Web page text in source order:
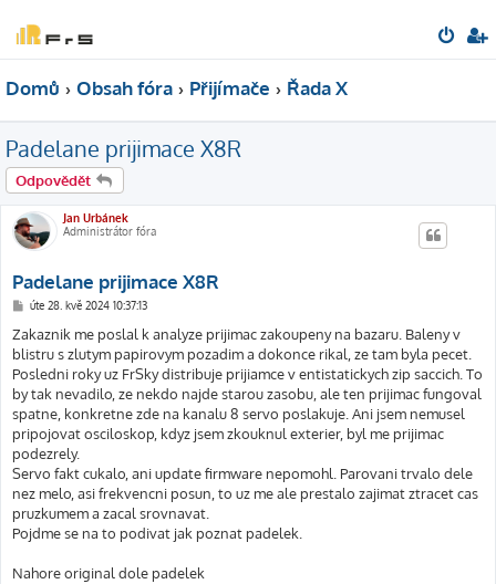
Domů Obsah fóra Přijímače Řada X
Padelane prijimace X8R
Odpovědět
Jan Urbánek
Administrátor fóra
Padelane prijimace X8R
P
í
s
p
ě
v
e
k
úte 28. kvě 2024 10:37:13
Zakaznik me poslal k analyze prijimac zakoupeny na bazaru. Baleny v
blistru s zlutym papirovym pozadim a dokonce rikal, ze tam byla pecet.
Posledni roky uz FrSky distribuje prijiamce v entistatickych zip saccich. To
by tak nevadilo, ze nekdo najde starou zasobu, ale ten prijimac fungoval
spatne, konkretne zde na kanalu 8 servo poslakuje. Ani jsem nemusel
pripojovat osciloskop, kdyz jsem zkouknul exterier, byl me prijimac
podezrely.
Servo fakt cukalo, ani update firmware nepomohl. Parovani trvalo dele
nez melo, asi frekvencni posun, to uz me ale prestalo zajimat ztracet cas
pruzkumem a zacal srovnavat.
Pojdme se na to podivat jak poznat padelek.
Nahore original dole padelek